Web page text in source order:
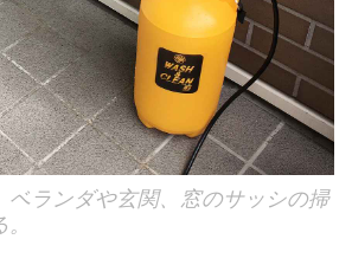
ベランダや玄関、窓のサッシの掃